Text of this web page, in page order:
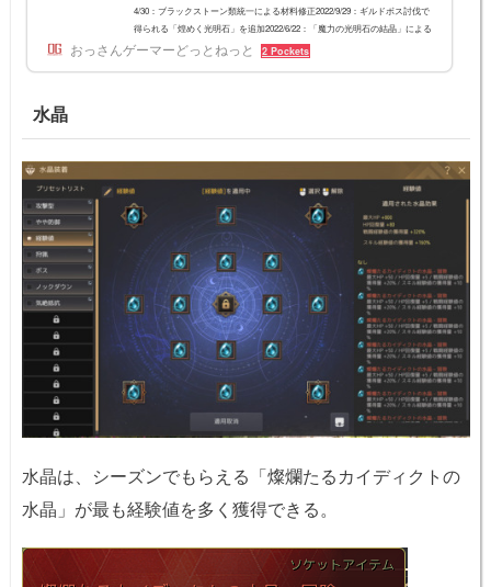
4/30：ブラックストーン類統一による材料修正2022/9/29：ギルドボス討伐で
得られる「煌めく光明石」を追加2022/6/22：「魔力の光明石の結晶」による
錬金式を追加2022/5/4：アップデートで耐久度が廃止、遺物バッグが実装202
おっさんゲーマーどっとねっと 2 Pockets
水晶
水晶は、シーズンでもらえる「燦爛たるカイディクトの
水晶」が最も経験値を多く獲得できる。